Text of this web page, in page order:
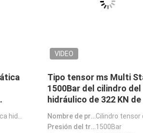
Las llaves de esfuerzo
torsión hidráulicas de
pernos grandes se
están desmontadas
el peso ligero de
Color:
Azul
Material:
aleación de